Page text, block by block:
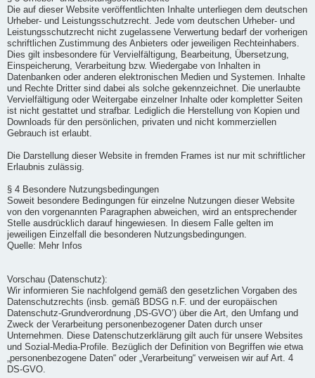
Die auf dieser Website veröffentlichten Inhalte unterliegen dem deutschen
Urheber- und Leistungsschutzrecht. Jede vom deutschen Urheber- und
Leistungsschutzrecht nicht zugelassene Verwertung bedarf der vorherigen
schriftlichen Zustimmung des Anbieters oder jeweiligen Rechteinhabers.
Dies gilt insbesondere für Vervielfältigung, Bearbeitung, Übersetzung,
Einspeicherung, Verarbeitung bzw. Wiedergabe von Inhalten in
Datenbanken oder anderen elektronischen Medien und Systemen. Inhalte
und Rechte Dritter sind dabei als solche gekennzeichnet. Die unerlaubte
Vervielfältigung oder Weitergabe einzelner Inhalte oder kompletter Seiten
ist nicht gestattet und strafbar. Lediglich die Herstellung von Kopien und
Downloads für den persönlichen, privaten und nicht kommerziellen
Gebrauch ist erlaubt.
Die Darstellung dieser Website in fremden Frames ist nur mit schriftlicher
Erlaubnis zulässig.
§ 4 Besondere Nutzungsbedingungen
Soweit besondere Bedingungen für einzelne Nutzungen dieser Website
von den vorgenannten Paragraphen abweichen, wird an entsprechender
Stelle ausdrücklich darauf hingewiesen. In diesem Falle gelten im
jeweiligen Einzelfall die besonderen Nutzungsbedingungen.
Quelle: Mehr Infos
Vorschau (Datenschutz):
Wir informieren Sie nachfolgend gemäß den gesetzlichen Vorgaben des
Datenschutzrechts (insb. gemäß BDSG n.F. und der europäischen
Datenschutz-Grundverordnung ‚DS-GVO‘) über die Art, den Umfang und
Zweck der Verarbeitung personenbezogener Daten durch unser
Unternehmen. Diese Datenschutzerklärung gilt auch für unsere Websites
und Sozial-Media-Profile. Bezüglich der Definition von Begriffen wie etwa
„personenbezogene Daten“ oder „Verarbeitung“ verweisen wir auf Art. 4
DS-GVO.